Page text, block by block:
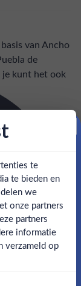
bij
van Ancho
de
je kunt het ook
te
te bieden en
we
onze partners
partners
informatie
verzameld op
je eerste